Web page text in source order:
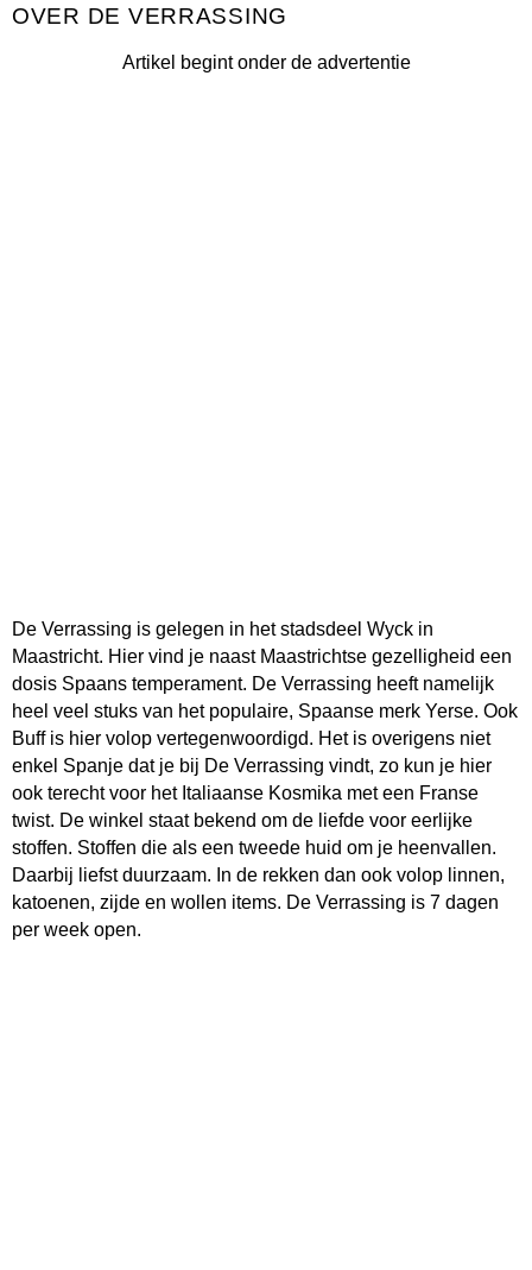
DE VERRASSING
Artikel begint onder de advertentie
De Verrassing is gelegen in het stadsdeel Wyck in
Maastricht. Hier vind je naast Maastrichtse gezelligheid een
dosis Spaans temperament. De Verrassing heeft namelijk
heel veel stuks van het populaire, Spaanse merk Yerse. Ook
Buff is hier volop vertegenwoordigd. Het is overigens niet
enkel Spanje dat je bij De Verrassing vindt, zo kun je hier
ook terecht voor het Italiaanse Kosmika met een Franse
twist. De winkel staat bekend om de liefde voor eerlijke
stoffen. Stoffen die als een tweede huid om je heenvallen.
Daarbij liefst duurzaam. In de rekken dan ook volop linnen,
katoenen, zijde en wollen items. De Verrassing is 7 dagen
per week open.